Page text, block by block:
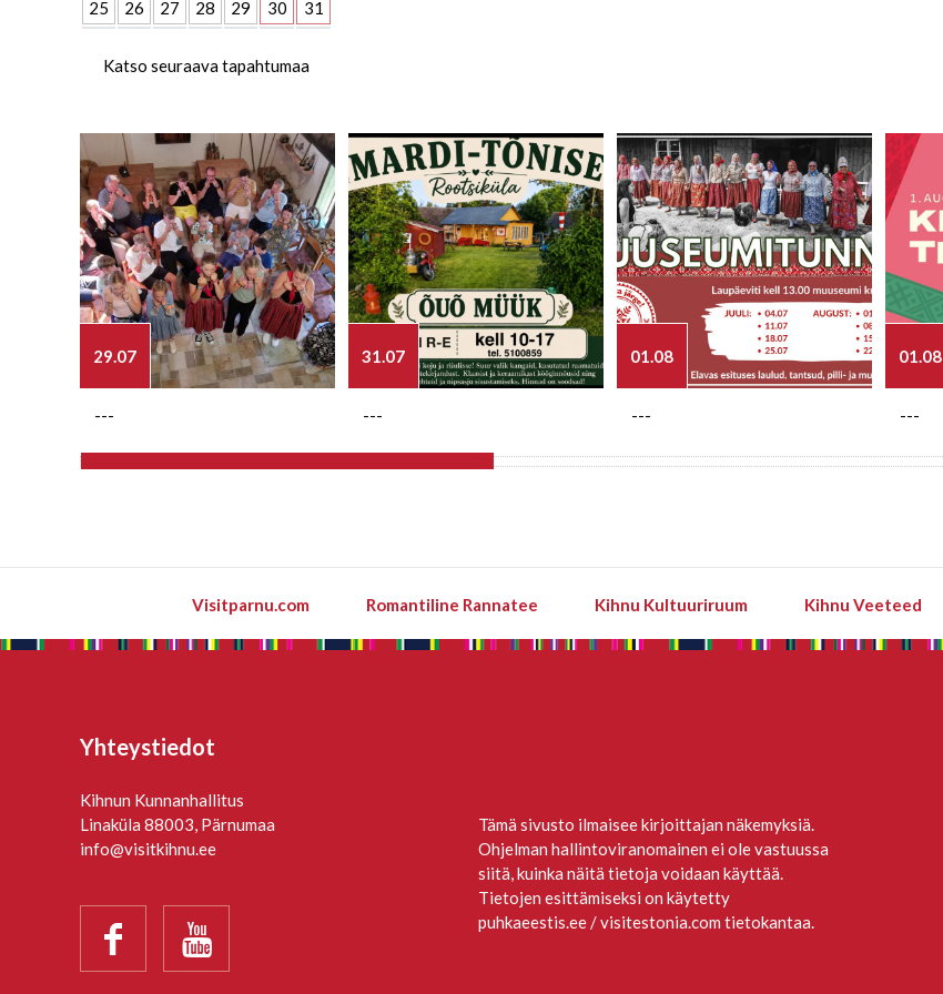
25
26 27 28 29 30 31
Katso seuraava tapahtumaa
29.07
---
31.07
---
01.08
---
01.08
---
Visitparnu.com Romantiline Rannatee Kihnu Kultuuriruum Kihnu Veeteed
Yhteystiedot
Kihnun Kunnanhallitus
Linaküla 88003, Pärnumaa
info@visitkihnu.ee
 
Tämä sivusto ilmaisee kirjoittajan näkemyksiä.
Ohjelman hallintoviranomainen ei ole vastuussa
siitä, kuinka näitä tietoja voidaan käyttää.
Tietojen esittämiseksi on käytetty
puhkaeestis.ee / visitestonia.com tietokantaa.